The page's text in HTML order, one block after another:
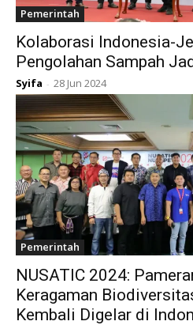
Pemerintah
Kolaborasi Indonesia-
Pengolahan Sampah
Syifa - 28 Jun 2024
Pemerintah
NUSATIC 2024:
Keragaman
Kembali Digelar di